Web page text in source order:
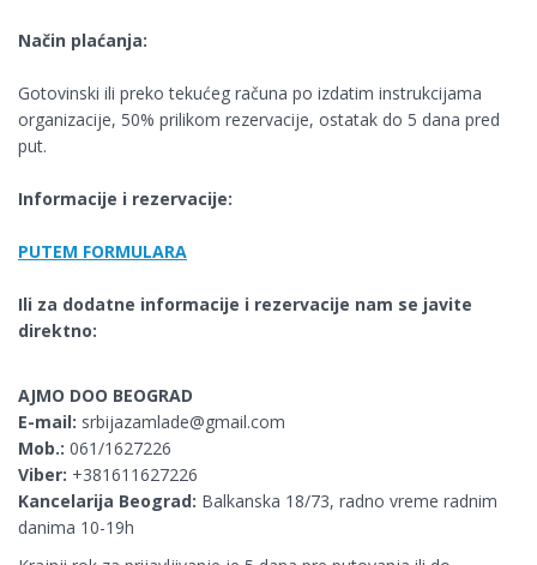
Način plaćanja:
Gotovinski ili preko tekućeg računa po izdatim instrukcijama
organizacije, 50% prilikom rezervacije, ostatak do 5 dana pred
put.
Informacije i rezervacije:
PUTEM FORMULARA
Ili za dodatne informacije i rezervacije nam se javite
direktno:
AJMO DOO BEOGRAD
E-mail: srbijazamlade@gmail.com
Mob.: 061/1627226
Viber: +381611627226
Kancelarija Beograd: Balkanska 18/73, radno vreme radnim
danima 10-19h